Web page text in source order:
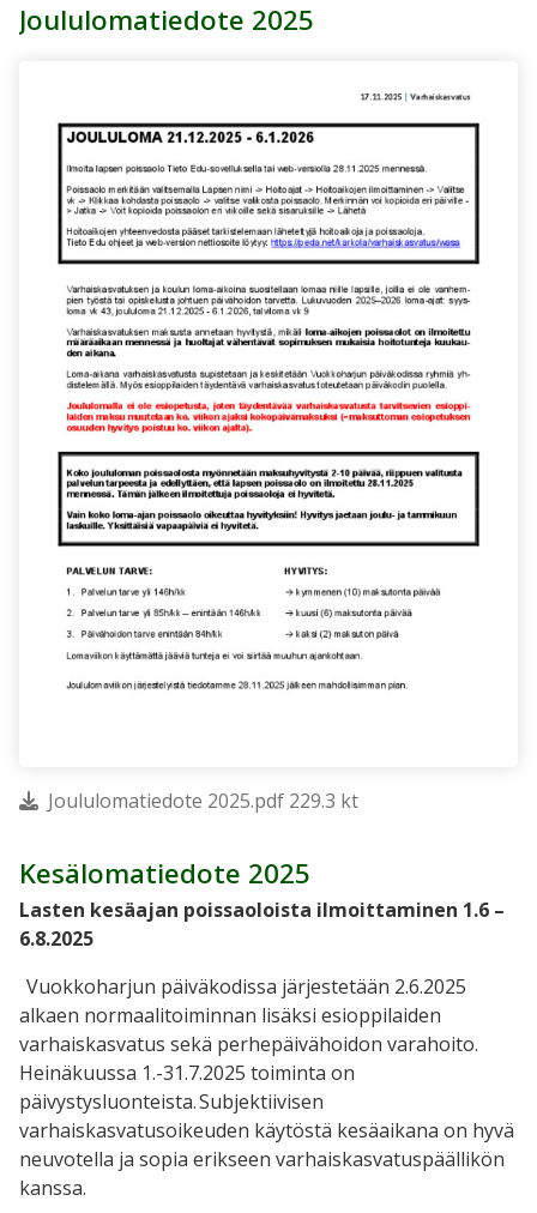
Joululomatiedote 2025
Joululomatiedote 2025.pdf 229.3 kt
Kesälomatiedote 2025
Lasten kesäajan poissaoloista ilmoittaminen 1.6 –
6.8.2025
Vuokkoharjun päiväkodissa järjestetään 2.6.2025
alkaen normaalitoiminnan lisäksi esioppilaiden
varhaiskasvatus sekä perhepäivähoidon varahoito.
Heinäkuussa 1.-31.7.2025 toiminta on
päivystysluonteista. Subjektiivisen
varhaiskasvatusoikeuden käytöstä kesäaikana on hyvä
neuvotella ja sopia erikseen varhaiskasvatuspäällikön
kanssa.